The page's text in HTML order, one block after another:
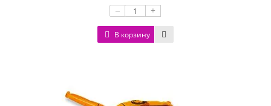
– +
В корзину